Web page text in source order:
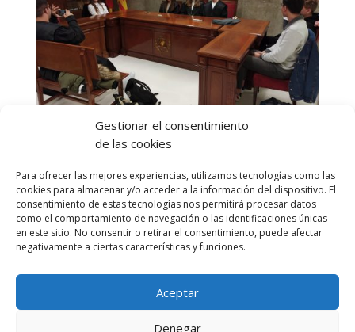
Gestionar el consentimiento
de las cookies
Para ofrecer las mejores experiencias, utilizamos tecnologías como las
cookies para almacenar y/o acceder a la información del dispositivo. El
consentimiento de estas tecnologías nos permitirá procesar datos
como el comportamiento de navegación o las identificaciones únicas
en este sitio. No consentir o retirar el consentimiento, puede afectar
negativamente a ciertas características y funciones.
Aceptar
Denegar